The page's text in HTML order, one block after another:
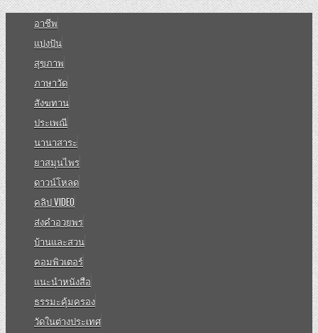
อาชีพ
แบ่งปัน
สุขภาพ
ภาษาวัด
สังฆทาน
ประเพณี
นานาสาระ
ยาสมุนไพร
ดาวน์โหลด
คลิป VIDEO
ส่งคำอวยพร
บ้านและสวน
คอมพิวเตอร์
แนะนำหนังสือ
ธรรมะคุ้มครอง
วัดในต่างประเทศ